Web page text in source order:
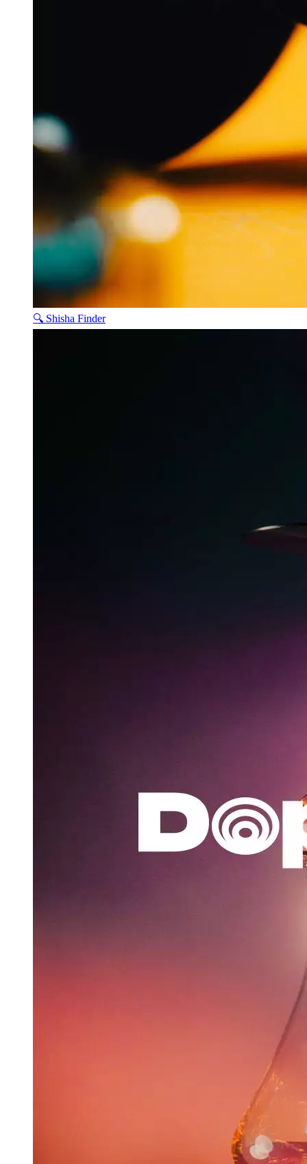
🔍 Shisha Finder